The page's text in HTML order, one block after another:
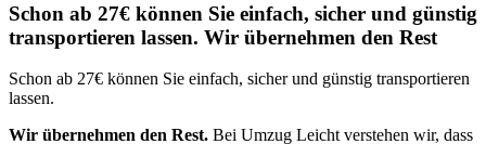
Schon ab 27€ können Sie einfach, sicher und günstig
transportieren lassen. Wir übernehmen den Rest
Schon ab 27€ können Sie einfach, sicher und günstig transportieren
lassen.
Wir übernehmen den Rest. Bei Umzug Leicht verstehen wir, dass